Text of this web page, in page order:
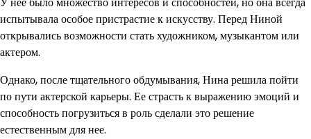
испытывала особое пристрастие к искусству. Перед Ниной
открывались возможности стать художником, музыкантом или
актером.
Однако, после тщательного обдумывания, Нина решила пойти
по пути актерской карьеры. Ее страсть к выражению эмоций и
способность погрузиться в роль сделали это решение
естественным для нее.